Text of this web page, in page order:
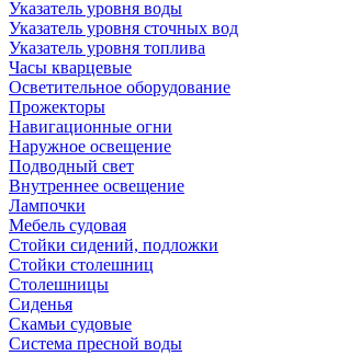
Указатель уровня воды
Указатель уровня сточных вод
Указатель уровня топлива
Часы кварцевые
Осветительное оборудование
Прожекторы
Навигационные огни
Наружное освещение
Подводный свет
Внутреннее освещение
Лампочки
Мебель судовая
Стойки сидений, подложки
Стойки столешниц
Столешницы
Сиденья
Скамьи судовые
Система пресной воды